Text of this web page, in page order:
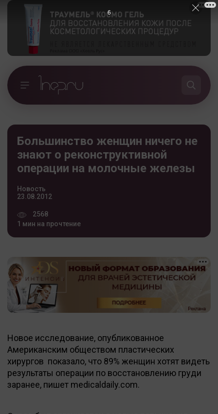
Большинство женщин ничего не
знают о реконструктивной
операции на молочные железы
Новость
23.08.2012
2568
1 мин на прочтение
Новое исследование, опубликованное
Американским обществом пластических
хирургов показало, что 89% женщин хотят видеть
результаты операции по восстановлению груди
заранее, пишет medicaldaily.com.
5